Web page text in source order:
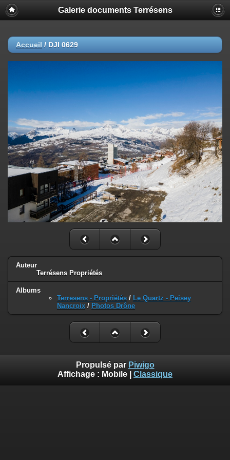
Galerie documents Terrésens
Accueil / DJI 0629
Auteur
Terrésens Propriétés
Albums
Terresens - Propriétés / Le Quartz - Peisey
Nancroix / Photos Drône
Propulsé par Piwigo
Affichage : Mobile Classique